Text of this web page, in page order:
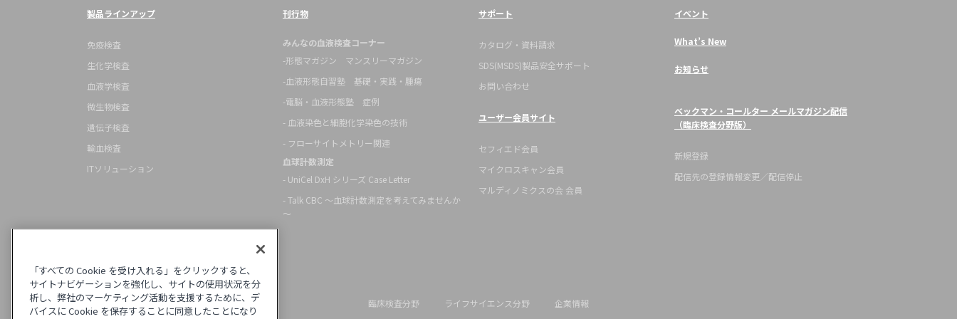
製品ラインアップ
免疫検査
生化学検査
血液学検査
微生物検査
遺伝子検査
輸血検査
ITソリューション
刊行物
みんなの血液検査コーナー
-形態マガジン マンスリーマガジン
-血液形態自習塾 基礎・実践・腫瘍
-電脳・血液形態塾 症例
- 血液染色と細胞化学染色の技術
- フローサイトメトリー関連
血球計数測定
- UniCel DxH シリーズ Case Letter
- Talk CBC ～血球計数測定を考えてみませんか
～
サポート
カタログ・資料請求
SDS(MSDS)製品安全サポート
お問い合わせ
ユーザー会員サイト
セフィエド会員
マイクロスキャン会員
マルディノミクスの会 会員
イベント
What’s New
お知らせ
ベックマン・コールター メールマガジン配信
（臨床検査分野版）
新規登録
配信先の登録情報変更／配信停止
臨床検査分野 ライフサイエンス分野 企業情報
「すべての Cookie を受け入れる」をクリックすると、
サイトナビゲーションを強化し、サイトの使用状況を分
析し、弊社のマーケティング活動を支援するために、デ
バイスに Cookie を保存することに同意したことになり